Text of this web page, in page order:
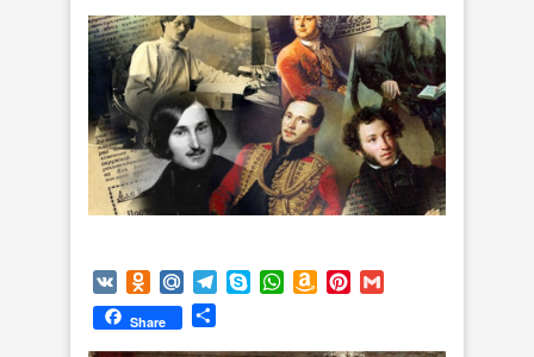
VK Odnoklassniki
Mail.RuTelegram
SkypeWhatsApp
AmazonPinterest
Share